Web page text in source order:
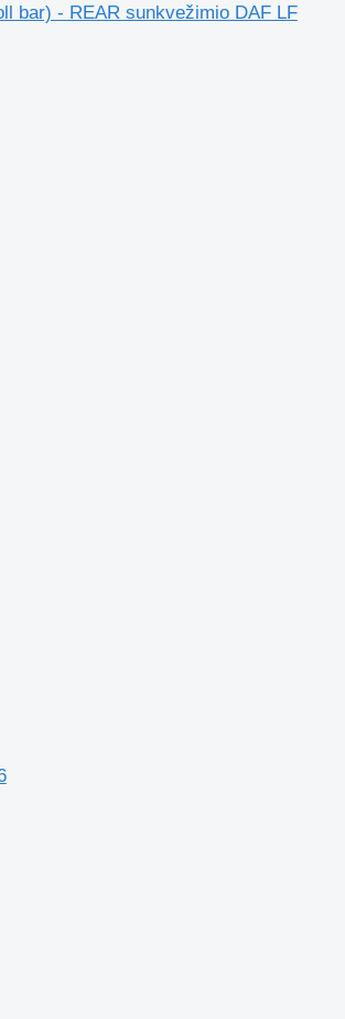
bar) - REAR sunkvežimio DAF LF